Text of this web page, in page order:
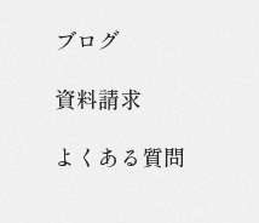
ブログ
資料請求
よくある質問